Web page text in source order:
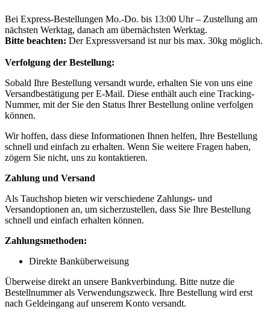
Bei Express-Bestellungen Mo.-Do. bis 13:00 Uhr – Zustellung am
nächsten Werktag, danach am übernächsten Werktag.
Bitte beachten: Der Expressversand ist nur bis max. 30kg möglich.
Verfolgung der Bestellung:
Sobald Ihre Bestellung versandt wurde, erhalten Sie von uns eine
Versandbestätigung per E-Mail. Diese enthält auch eine Tracking-
Nummer, mit der Sie den Status Ihrer Bestellung online verfolgen
können.
Wir hoffen, dass diese Informationen Ihnen helfen, Ihre Bestellung
schnell und einfach zu erhalten. Wenn Sie weitere Fragen haben,
zögern Sie nicht, uns zu kontaktieren.
Zahlung und Versand
Als Tauchshop bieten wir verschiedene Zahlungs- und
Versandoptionen an, um sicherzustellen, dass Sie Ihre Bestellung
schnell und einfach erhalten können.
Zahlungsmethoden:
Direkte Banküberweisung
Überweise direkt an unsere Bankverbindung. Bitte nutze die
Bestellnummer als Verwendungszweck. Ihre Bestellung wird erst
nach Geldeingang auf unserem Konto versandt.